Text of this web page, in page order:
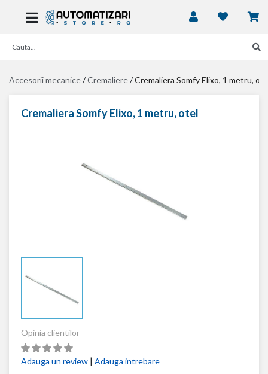
Accesorii mecanice/Cremaliere/Cremaliera Somfy Elixo, 1 metru,
Cremaliera Somfy Elixo, 1 metru, otel
Opinia clientilor
Adauga un review | Adauga intrebare